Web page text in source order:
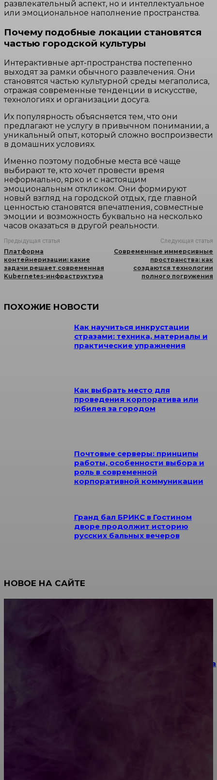
развлекательный аспект, но и интеллектуальное
или эмоциональное наполнение пространства.
Почему подобные локации становятся
частью городской культуры
Интерактивные арт-пространства постепенно
выходят за рамки обычного развлечения. Они
становятся частью культурной среды мегаполиса,
отражая современные тенденции в искусстве,
технологиях и организации досуга.
Их популярность объясняется тем, что они
предлагают не услугу в привычном понимании, а
уникальный опыт, который сложно воспроизвести
в домашних условиях.
Именно поэтому подобные места всё чаще
выбирают те, кто хочет провести время
неформально, ярко и с настоящим
эмоциональным откликом. Они формируют
новый взгляд на городской отдых, где главной
ценностью становятся впечатления, совместные
эмоции и возможность буквально на несколько
часов оказаться в другой реальности.
Предыдущая статья
Платформа
контейнеризации: какие
задачи решает современная
Kubernetes-инфраструктура
Следующая статья
Современные иммерсивные
пространства: как
создаются технологии
полного погружения
ПОХОЖИЕ НОВОСТИ
Как научиться инкрустации
стразами: техника, материалы и
практические упражнения
Как выбрать место для
проведения корпоратива или
юбилея за городом
Почтовые серверы: принципы
работы, особенности выбора и
роль в современной
корпоративной коммуникации
Гранд бал БРИКС в Гостином
дворе продолжит историю
русских бальных вечеров
НОВОЕ НА САЙТЕ
Как выбрать место для проведения корпоратива